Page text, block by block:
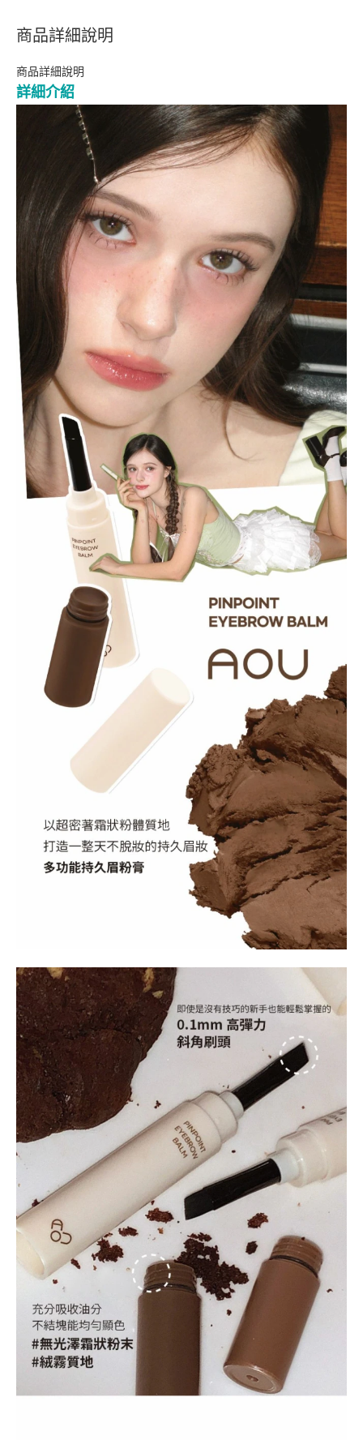
商品詳細說明
商品詳細說明
詳細介紹